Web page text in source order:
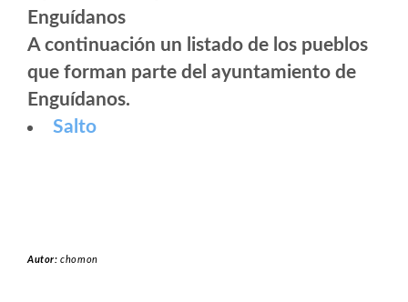
A continuación un listado de los pueblos
que forman parte del ayuntamiento de
Enguídanos.
Salto
Autor:chomon